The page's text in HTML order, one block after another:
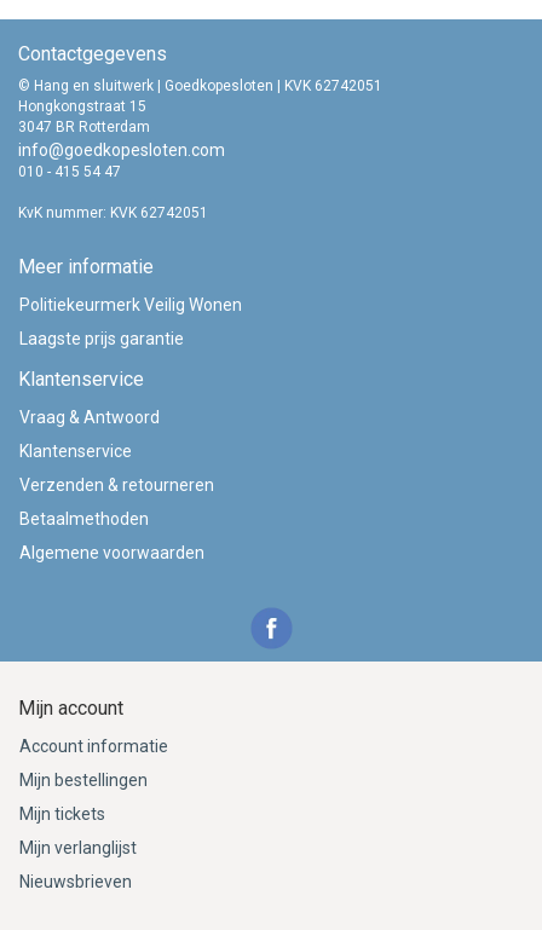
Contactgegevens
© Hang en sluitwerk | Goedkopesloten | KVK 62742051
Hongkongstraat 15
3047 BR Rotterdam
info@goedkopesloten.com
010 - 415 54 47
KvK nummer: KVK 62742051
Meer informatie
Politiekeurmerk Veilig Wonen
Laagste prijs garantie
Klantenservice
Vraag & Antwoord
Klantenservice
Verzenden & retourneren
Betaalmethoden
Algemene voorwaarden
Mijn account
Account informatie
Mijn bestellingen
Mijn tickets
Mijn verlanglijst
Nieuwsbrieven